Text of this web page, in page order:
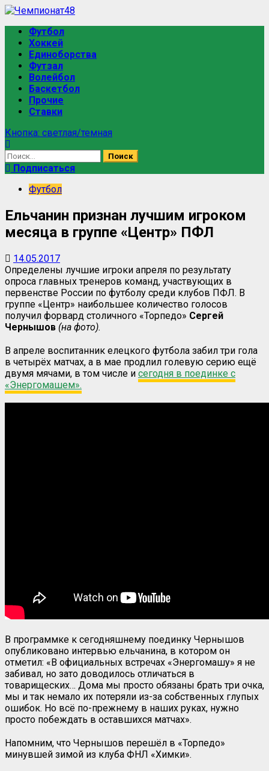
Перейти
содержимому
Основное
меню
Футбол
Хоккей
Единоборства
Футзал
Волейбол
Баскетбол
Прочие
Ставки
Кнопка: светлая/темная
Найти:
Подписаться
Футбол
Ельчанин признан лучшим игроком
месяца в группе «Центр» ПФЛ
14.05.2017
Определены лучшие игроки апреля по результату
опроса главных тренеров команд, участвующих в
первенстве России по футболу среди клубов ПФЛ. В
группе «Центр» наибольшее количество голосов
получил форвард столичного «Торпедо» Сергей
Чернышов (на фото).
В апреле воспитанник елецкого футбола забил три гола
в четырёх матчах, а в мае продлил голевую серию ещё
двумя мячами, в том числе и сегодня в поединке с
«Энергомашем».
В программке к сегодняшнему поединку Чернышов
опубликовано интервью ельчанина, в котором он
отметил: «В официальных встречах «Энергомашу» я не
забивал, но зато доводилось отличаться в
товарищеских… Дома мы просто обязаны брать три очка,
мы и так немало их потеряли из-за собственных глупых
ошибок. Но всё по-прежнему в наших руках, нужно
просто побеждать в оставшихся матчах».
Напомним, что Чернышов перешёл в «Торпедо»
минувшей зимой из клуба ФНЛ «Химки».